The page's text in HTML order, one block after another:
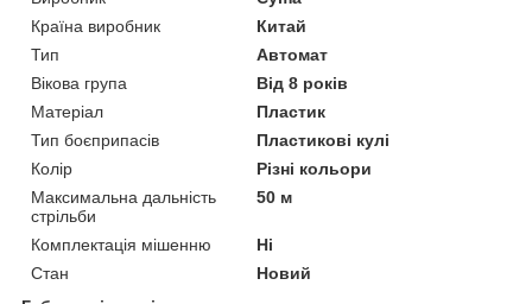
Країна виробник
Китай
Тип
Автомат
Вікова група
Від 8 років
Матеріал
Пластик
Тип боєприпасів
Пластикові кулі
Колір
Різні кольори
Максимальна дальність
стрільби
50 м
Комплектація мішенню
Ні
Стан
Новий